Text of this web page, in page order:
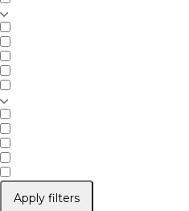
Apply filters